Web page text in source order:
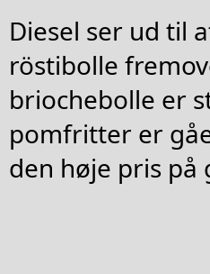
Diesel ser ud til
röstibolle
briochebolle er
pomfritter er
den høje pris på